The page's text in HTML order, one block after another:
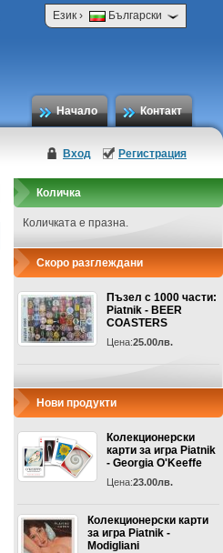
Език › Български
Начало Контакт
Вход Регистрация
Количка
Количката е празна.
Скоро разглеждани
Пъзел с 1000 части:
Piatnik - BEER
COASTERS
Цена:25.00лв.
Нови продукти
Колекционерски
карти за игра Piatnik
- Georgia O'Keeffe
Цена:23.00лв.
Колекционерски карти
за игра Piatnik -
Modigliani